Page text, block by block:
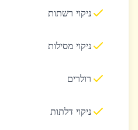
ניקוי רשתות
ניקוי מסילות
רולרים
ניקוי דלתות